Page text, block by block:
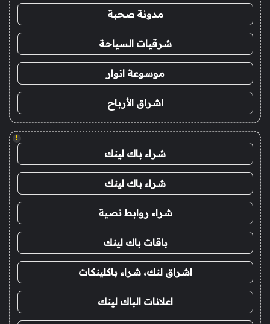
مدونة صحبة
شرقيات السياحة
موسوعة انوار
اشراق الأرباح
!
شراء باك لينك
شراء باك لينك
شراء روابط نصية
باقات باك لينك
اشراق لنك، شراء باكلينكات
اعلانات الباك لينك